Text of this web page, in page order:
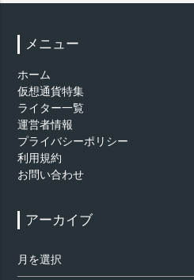
メニュー
ホーム
仮想通貨特集
ライター一覧
運営者情報
プライバシーポリシー
利用規約
お問い合わせ
アーカイブ
ー